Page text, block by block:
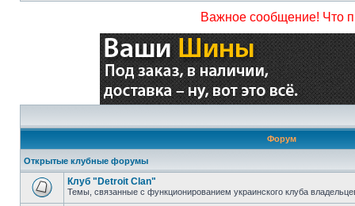
Важное сообщение! Что
Форум
Открытые клубные форумы
Клуб "Detroit Clan"
Темы, связанные с функционированием украинского клуба